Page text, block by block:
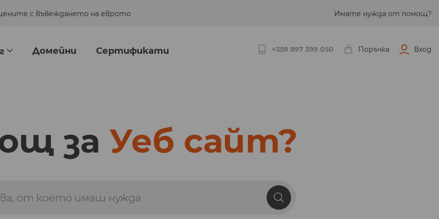
с въвеждането на еврото Имате нужда от помощ?
+359 897 399 050 Поръчка Вход
Домейни Сертификати
за Уеб сайт?